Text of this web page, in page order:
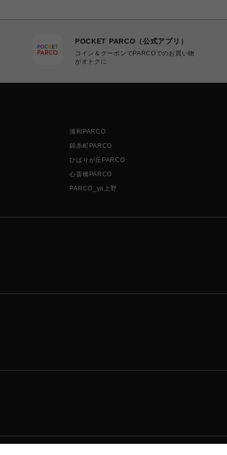
POCKET PARCO（公式アプリ）
コイン＆クーポンでPARCOでのお買い物
がオトクに
浦和PARCO
錦糸町PARCO
ひばりが丘PARCO
心斎橋PARCO
PARCO_ya上野